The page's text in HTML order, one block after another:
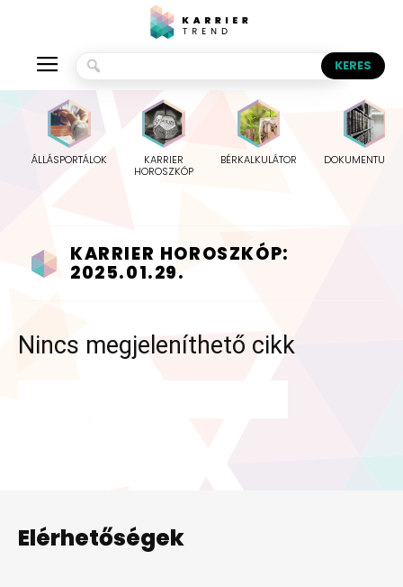
ÁLLÁSPORTÁLOK
KARRIER
HOROSZKÓP
BÉRKALKULÁTOR
KARRIER HOROSZKÓP:
2025.01.29.
Nincs megjeleníthető cikk
Elérhetőségek